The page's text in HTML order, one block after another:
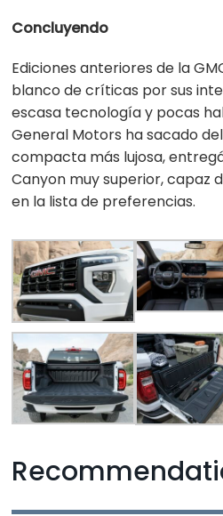
Concluyendo
Ediciones anteriores de la
blanco de críticas por sus
escasa tecnología y pocas
General Motors ha sacado
compacta más lujosa,
Canyon muy superior, capaz
en la lista de preferencias.